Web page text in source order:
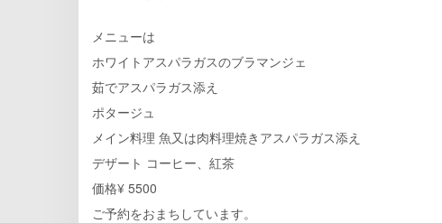
メニューは
ホワイトアスパラガスのブラマンジェ
茹でアスパラガス添え
ポタージュ
メイン料理 魚又は肉料理焼きアスパラガス添え
デザート コーヒー、紅茶
価格¥ 5500
ご予約をおまちしています。